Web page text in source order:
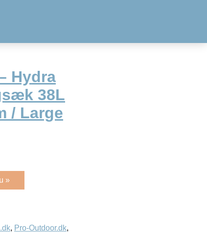
Hydra
38L
/ Large
»
, Pro-Outdoor.dk,